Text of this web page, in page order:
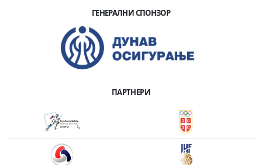
ГЕНЕРАЛНИ СПОНЗОР
ПАРТНЕРИ